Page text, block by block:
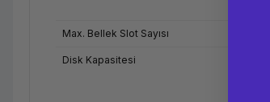
Max. Bellek Slot Sayısı
Disk Kapasitesi